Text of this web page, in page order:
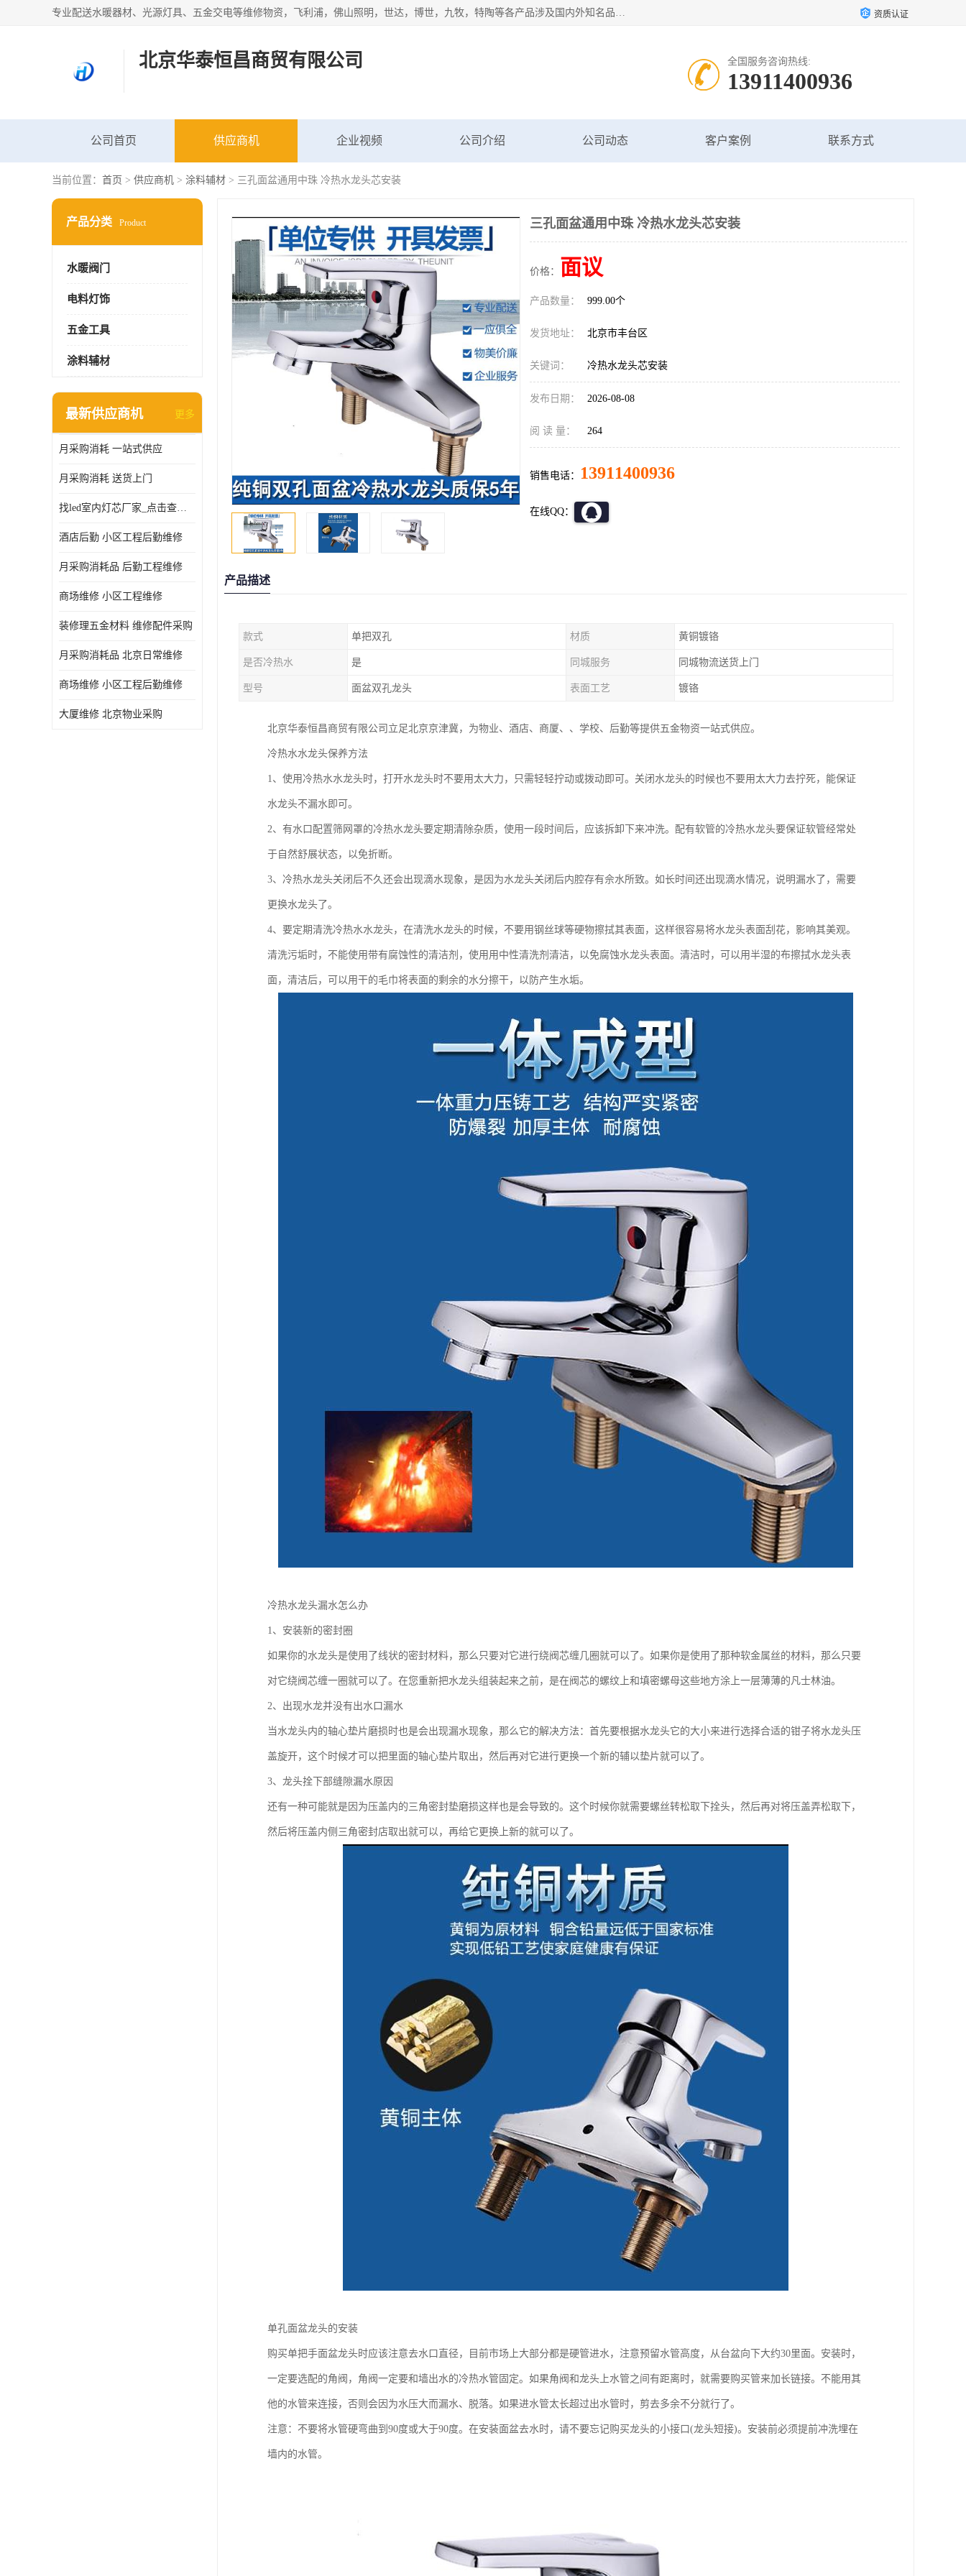
专业配送水暖器材、光源灯具、五金交电等维修物资，飞利浦，佛山照明，世达，博世，九牧，特陶等各产品涉及国内外知名品牌。公司专注与物业、学校、酒店、工厂等单位合作，提供一站式配送服务，降低客户综合成本。依托电子商务改变传统模式，以专业的团队为客户提供24H物资配送到达，货到月结、统一开票，便捷退换等服务，提高了企业的运营效率。 资质认证
北京华泰恒昌商贸有限公司 全国服务咨询热线:
13911400936
公司首页 供应商机 企业视频 公司介绍 公司动态 客户案例 联系方式
当前位置： 首页 > 供应商机 > 涂料辅材 > 三孔面盆通用中珠 冷热水龙头芯安装
产品分类 Product
水暖阀门
电料灯饰
五金工具
涂料辅材
最新供应商机 更多
月采购消耗 一站式供应
月采购消耗 送货上门
找led室内灯芯厂家_点击查看更多
酒店后勤 小区工程后勤维修
月采购消耗品 后勤工程维修
商场维修 小区工程维修
装修理五金材料 维修配件采购
月采购消耗品 北京日常维修
商场维修 小区工程后勤维修
大厦维修 北京物业采购
三孔面盆通用中珠 冷热水龙头芯安装
价格： 面议
产品数量： 999.00个
发货地址： 北京市丰台区
关键词： 冷热水龙头芯安装
发布日期： 2026-08-08
阅 读 量： 264
销售电话： 13911400936
在线QQ：
产品描述
款式 单把双孔 材质 黄铜镀铬
是否冷热水 是 同城服务 同城物流送货上门
型号 面盆双孔龙头 表面工艺 镀铬
北京华泰恒昌商贸有限公司立足北京京津冀，为物业、酒店、商厦、、学校、后勤等提供五金物资一站式供应。
冷热水水龙头保养方法
1、使用冷热水水龙头时，打开水龙头时不要用太大力，只需轻轻拧动或拨动即可。关闭水龙头的时候也不要用太大力去拧死，能保证
水龙头不漏水即可。
2、有水口配置筛网罩的冷热水龙头要定期清除杂质，使用一段时间后，应该拆卸下来冲洗。配有软管的冷热水龙头要保证软管经常处
于自然舒展状态，以免折断。
3、冷热水龙头关闭后不久还会出现滴水现象，是因为水龙头关闭后内腔存有佘水所致。如长时间还出现滴水情况，说明漏水了，需要
更换水龙头了。
4、要定期清洗冷热水水龙头，在清洗水龙头的时候，不要用钢丝球等硬物擦拭其表面，这样很容易将水龙头表面刮花，影响其美观。
清洗污垢时，不能使用带有腐蚀性的清洁剂，使用用中性清洗剂清洁，以免腐蚀水龙头表面。清洁时，可以用半湿的布擦拭水龙头表
面，清洁后，可以用干的毛巾将表面的剩余的水分擦干，以防产生水垢。
冷热水龙头漏水怎么办
1、安装新的密封圈
如果你的水龙头是使用了线状的密封材料，那么只要对它进行绕阀芯缠几圈就可以了。如果你是使用了那种软金属丝的材料，那么只要
对它绕阀芯缠一圈就可以了。在您重新把水龙头组装起来之前，是在阀芯的螺纹上和填密螺母这些地方涂上一层薄薄的凡士林油。
2、出现水龙并没有出水口漏水
当水龙头内的轴心垫片磨损时也是会出现漏水现象，那么它的解决方法：首先要根据水龙头它的大小来进行选择合适的钳子将水龙头压
盖旋开，这个时候才可以把里面的轴心垫片取出，然后再对它进行更换一个新的辅以垫片就可以了。
3、龙头拴下部缝隙漏水原因
还有一种可能就是因为压盖内的三角密封垫磨损这样也是会导致的。这个时候你就需要螺丝转松取下拴头，然后再对将压盖弄松取下，
然后将压盖内侧三角密封店取出就可以，再给它更换上新的就可以了。
单孔面盆龙头的安装
购买单把手面盆龙头时应该注意去水口直径，目前市场上大部分都是硬管进水，注意预留水管高度，从台盆向下大约30里面。安装时，
一定要选配的角阀，角阀一定要和墙出水的冷热水管固定。如果角阀和龙头上水管之间有距离时，就需要购买管来加长链接。不能用其
他的水管来连接，否则会因为水压大而漏水、脱落。如果进水管太长超过出水管时，剪去多余不分就行了。
注意：不要将水管硬弯曲到90度或大于90度。在安装面盆去水时，请不要忘记购买龙头的小接口(龙头短接)。安装前必须提前冲洗埋在
墙内的水管。